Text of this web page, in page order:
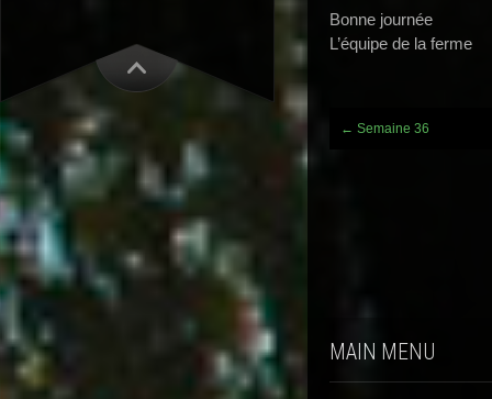
Bonne journée
L’équipe de la ferme
Post
← Semaine 36
MAIN MENU